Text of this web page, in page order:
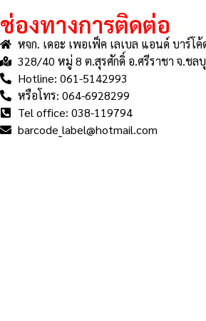
ช่องทางการติดต่อ
หจก. เดอะ เพอเฟ็ค เลเบล แอนด์ บาร์โค้
328/40 หมู่ 8 ต.สุรศักดิ์ อ.ศรีราชา จ.ชล
Hotline: 061-5142993
หรือโทร: 064-6928299
Tel office: 038-119794
barcode_label@hotmail.com